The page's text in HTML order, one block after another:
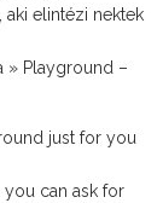
aki elintézi nektek
» Playground –
just for you
you can ask for